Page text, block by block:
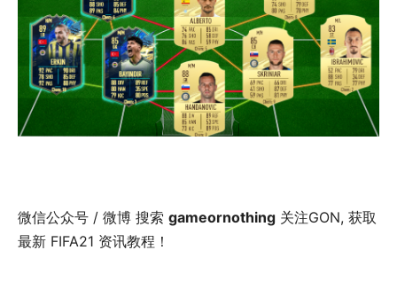
微信公众号 / 微博 搜索 gameornothing 关注GON, 获取
最新 FIFA21 资讯教程！